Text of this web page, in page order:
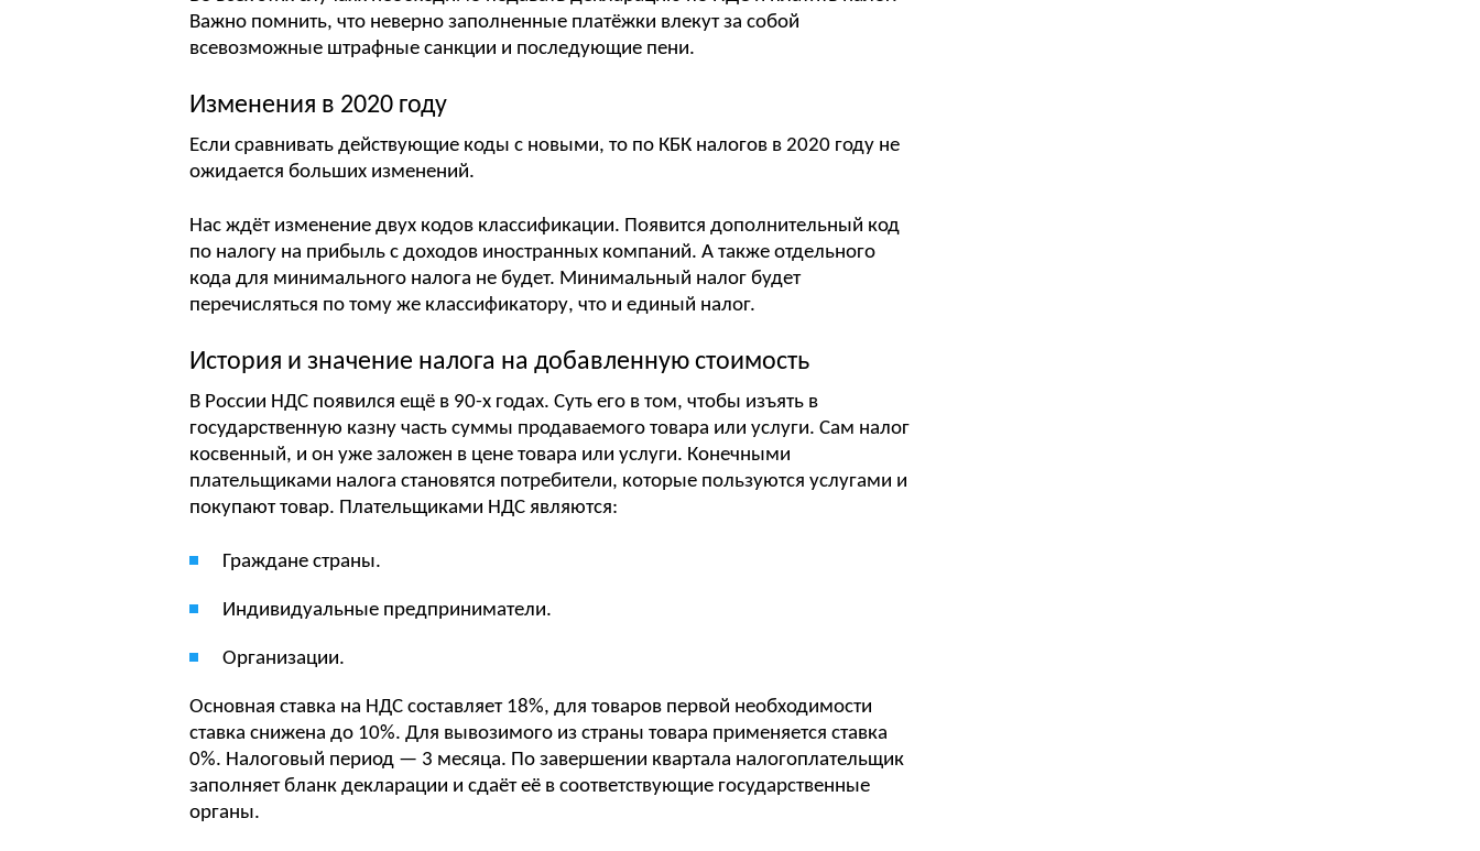
Важно помнить, что неверно заполненные платёжки влекут за собой
всевозможные штрафные санкции и последующие пени.
Изменения в 2020 году
Если сравнивать действующие коды с новыми, то по КБК налогов в 2020 году не
ожидается больших изменений.
Нас ждёт изменение двух кодов классификации. Появится дополнительный код
по налогу на прибыль с доходов иностранных компаний. А также отдельного
кода для минимального налога не будет. Минимальный налог будет
перечисляться по тому же классификатору, что и единый налог.
История и значение налога на добавленную стоимость
В России НДС появился ещё в 90-х годах. Суть его в том, чтобы изъять в
государственную казну часть суммы продаваемого товара или услуги. Сам налог
косвенный, и он уже заложен в цене товара или услуги. Конечными
плательщиками налога становятся потребители, которые пользуются услугами и
покупают товар. Плательщиками НДС являются:
Граждане страны.
Индивидуальные предприниматели.
Организации.
Основная ставка на НДС составляет 18%, для товаров первой необходимости
ставка снижена до 10%. Для вывозимого из страны товара применяется ставка
0%. Налоговый период — 3 месяца. По завершении квартала налогоплательщик
заполняет бланк декларации и сдаёт её в соответствующие государственные
органы.